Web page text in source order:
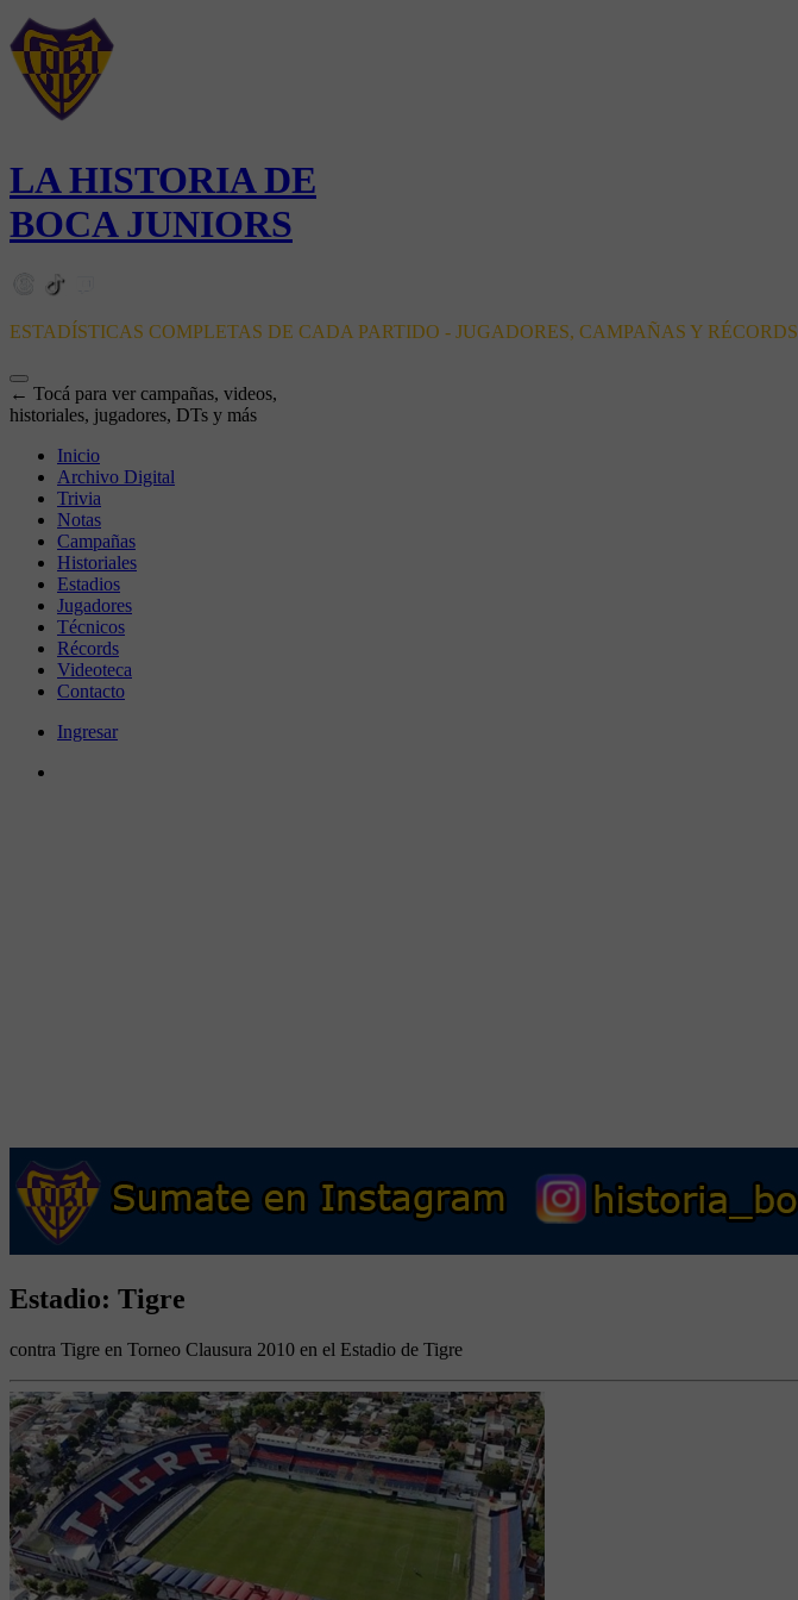
LA HISTORIA DE
BOCA JUNIORS
ESTADÍSTICAS COMPLETAS DE CADA PARTIDO - JUGADORES, CAMPAÑAS Y RÉCORDS
← Tocá para ver campañas, videos,
historiales, jugadores, DTs y más
Inicio
Archivo Digital
Trivia
Notas
Campañas
Historiales
Estadios
Jugadores
Técnicos
Récords
Videoteca
Contacto
Ingresar
Estadio: Tigre
contra Tigre en Torneo Clausura 2010 en el Estadio de Tigre